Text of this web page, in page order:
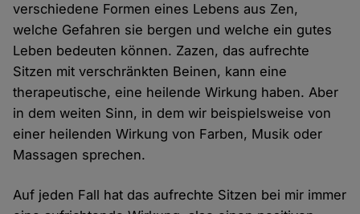
verschiedene Formen eines Lebens aus Zen,
welche Gefahren sie bergen und welche ein gutes
Leben bedeuten können. Zazen, das aufrechte
Sitzen mit verschränkten Beinen, kann eine
therapeutische, eine heilende Wirkung haben. Aber
in dem weiten Sinn, in dem wir beispielsweise von
einer heilenden Wirkung von Farben, Musik oder
Massagen sprechen.
Auf jeden Fall hat das aufrechte Sitzen bei mir immer